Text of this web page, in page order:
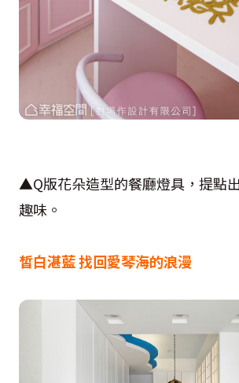
▲Q版花朵造型的餐廳燈具，提點
趣味。
皙白湛藍 找回愛琴海的浪漫